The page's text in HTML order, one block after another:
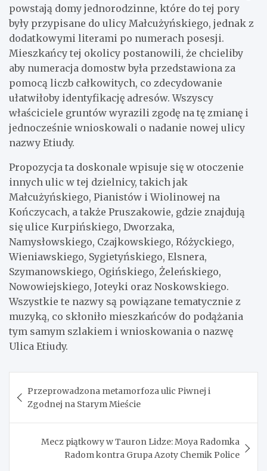
powstają domy jednorodzinne, które do tej pory
były przypisane do ulicy Małcużyńskiego, jednak z
dodatkowymi literami po numerach posesji.
Mieszkańcy tej okolicy postanowili, że chcieliby
aby numeracja domostw była przedstawiona za
pomocą liczb całkowitych, co zdecydowanie
ułatwiłoby identyfikację adresów. Wszyscy
właściciele gruntów wyrazili zgodę na tę zmianę i
jednocześnie wnioskowali o nadanie nowej ulicy
nazwy Etiudy.
Propozycja ta doskonale wpisuje się w otoczenie
innych ulic w tej dzielnicy, takich jak
Małcużyńskiego, Pianistów i Wiolinowej na
Kończycach, a także Pruszakowie, gdzie znajdują
się ulice Kurpińskiego, Dworzaka,
Namysłowskiego, Czajkowskiego, Różyckiego,
Wieniawskiego, Sygietyńskiego, Elsnera,
Szymanowskiego, Ogińskiego, Żeleńskiego,
Nowowiejskiego, Joteyki oraz Noskowskiego.
Wszystkie te nazwy są powiązane tematycznie z
muzyką, co skłoniło mieszkańców do podążania
tym samym szlakiem i wnioskowania o nazwę
Ulica Etiudy.
wpisu
Przeprowadzona metamorfoza ulic Piwnej i
Zgodnej na Starym Mieście
Mecz piątkowy w Tauron Lidze: Moya Radomka
Radom kontra Grupa Azoty Chemik Police